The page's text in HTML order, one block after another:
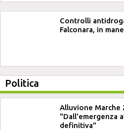
Controlli
Falconara, in
Politica
Alluvione Marche
"Dall'emergenza
definitiva"